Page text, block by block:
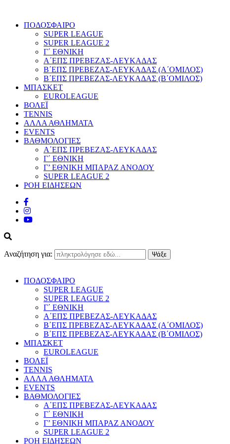
ΠΟΔΟΣΦΑΙΡΟ
SUPER LEAGUE
SUPER LEAGUE 2
Γ΄ ΕΘΝΙΚΗ
Α΄ΕΠΣ ΠΡΕΒΕΖΑΣ-ΛΕΥΚΑΔΑΣ
Β΄ΕΠΣ ΠΡΕΒΕΖΑΣ-ΛΕΥΚΑΔΑΣ (Α΄ΟΜΙΛΟΣ)
Β΄ΕΠΣ ΠΡΕΒΕΖΑΣ-ΛΕΥΚΑΔΑΣ (Β΄ΟΜΙΛΟΣ)
ΜΠΑΣΚΕΤ
EUROLEAGUE
ΒΟΛΕΪ
TENNIS
ΑΛΛΑ ΑΘΛΗΜΑΤΑ
EVENTS
ΒΑΘΜΟΛΟΓΙΕΣ
Α΄ΕΠΣ ΠΡΕΒΕΖΑΣ-ΛΕΥΚΑΔΑΣ
Γ΄ ΕΘΝΙΚΗ
Γ’ ΕΘΝΙΚΗ ΜΠΑΡΑΖ ΑΝΟΔΟΥ
SUPER LEAGUE 2
ΡΟΗ ΕΙΔΗΣΕΩΝ
Αναζήτηση για:
ΠΟΔΟΣΦΑΙΡΟ
SUPER LEAGUE
SUPER LEAGUE 2
Γ΄ ΕΘΝΙΚΗ
Α΄ΕΠΣ ΠΡΕΒΕΖΑΣ-ΛΕΥΚΑΔΑΣ
Β΄ΕΠΣ ΠΡΕΒΕΖΑΣ-ΛΕΥΚΑΔΑΣ (Α΄ΟΜΙΛΟΣ)
Β΄ΕΠΣ ΠΡΕΒΕΖΑΣ-ΛΕΥΚΑΔΑΣ (Β΄ΟΜΙΛΟΣ)
ΜΠΑΣΚΕΤ
EUROLEAGUE
ΒΟΛΕΪ
TENNIS
ΑΛΛΑ ΑΘΛΗΜΑΤΑ
EVENTS
ΒΑΘΜΟΛΟΓΙΕΣ
Α΄ΕΠΣ ΠΡΕΒΕΖΑΣ-ΛΕΥΚΑΔΑΣ
Γ΄ ΕΘΝΙΚΗ
Γ’ ΕΘΝΙΚΗ ΜΠΑΡΑΖ ΑΝΟΔΟΥ
SUPER LEAGUE 2
ΡΟΗ ΕΙΔΗΣΕΩΝ